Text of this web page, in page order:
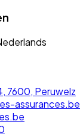
7600, Peruwelz
assurances.be